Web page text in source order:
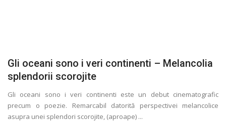
Gli oceani sono i veri continenti – Melancolia
splendorii scorojite
Gli oceani sono i veri continenti este un debut cinematografic
precum o poezie. Remarcabil datorită perspectivei melancolice
asupra unei splendori scorojite, (aproape) ...